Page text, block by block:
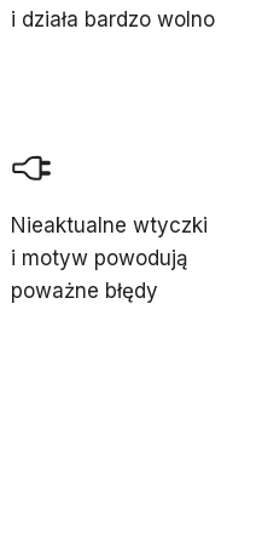
i działa bardzo wolno
Nieaktualne wtyczki
i motyw powodują
poważne błędy